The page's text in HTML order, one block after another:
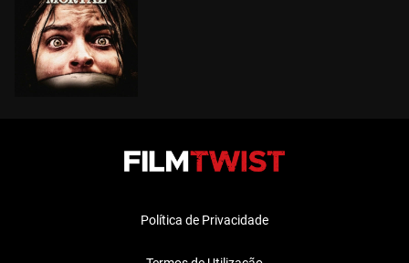
Política de Privacidade